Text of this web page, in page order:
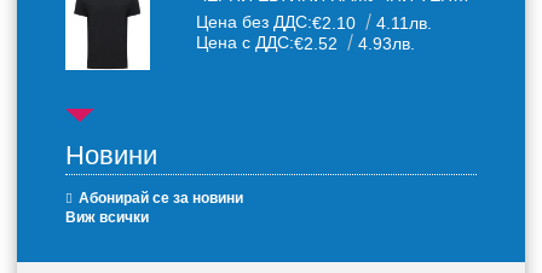
Цена без ДДС:€2.10
4.11лв.
Цена с ДДС:€2.52 4.93лв.
Новини
Абонирай се за новини
Виж всички